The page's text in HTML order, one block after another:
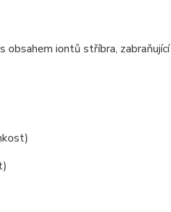
iontů stříbra, zabraňující